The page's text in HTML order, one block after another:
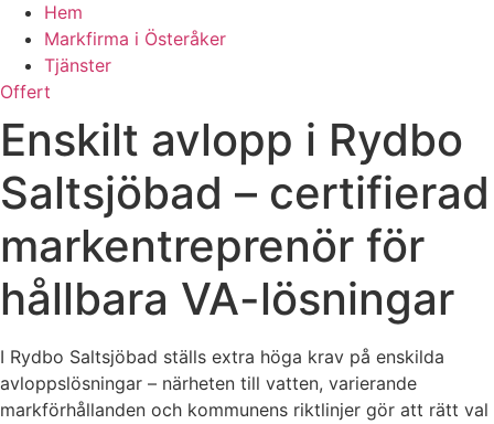
Hem
Markfirma i Österåker
Tjänster
Offert
Enskilt avlopp i Rydbo
Saltsjöbad – certifierad
markentreprenör för
hållbara VA-lösningar
I Rydbo Saltsjöbad ställs extra höga krav på enskilda
avloppslösningar – närheten till vatten, varierande
markförhållanden och kommunens riktlinjer gör att rätt val